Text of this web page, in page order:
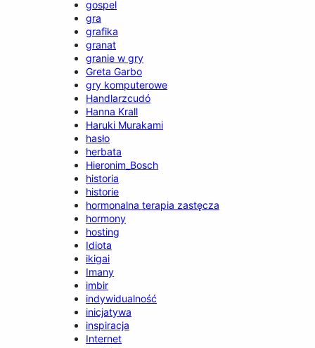
gospel
gra
grafika
granat
granie w gry
Greta Garbo
gry komputerowe
Handlarzcudó
Hanna Krall
Haruki Murakami
hasło
herbata
Hieronim_Bosch
historia
historie
hormonalna terapia zastęcza
hormony
hosting
Idiota
ikigai
Imany
imbir
indywidualność
inicjatywa
inspiracja
Internet